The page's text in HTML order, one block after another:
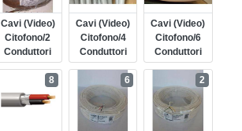
Cavi (video)
Citofono/2
Conduttori
Cavi (video)
Citofono/4
Conduttori
Cavi (video)
Citofono/6
Conduttori
8 6 2